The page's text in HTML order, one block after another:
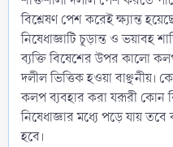
বিশ্লেষণ পেশ করেই ক্ষ্যান্ত
নিষেধাজ্ঞাটি চূড়ান্ত ও ভয়াবহ
ব্যক্তি বিষেশের উপর কালো
দলীল ভিত্তিক হওয়া বাঞ্ছনীয়।
কলপ ব্যবহার করা যরূরী কোন
নিষেধাজ্ঞার মধ্যে পড়ে যায়
হবে।